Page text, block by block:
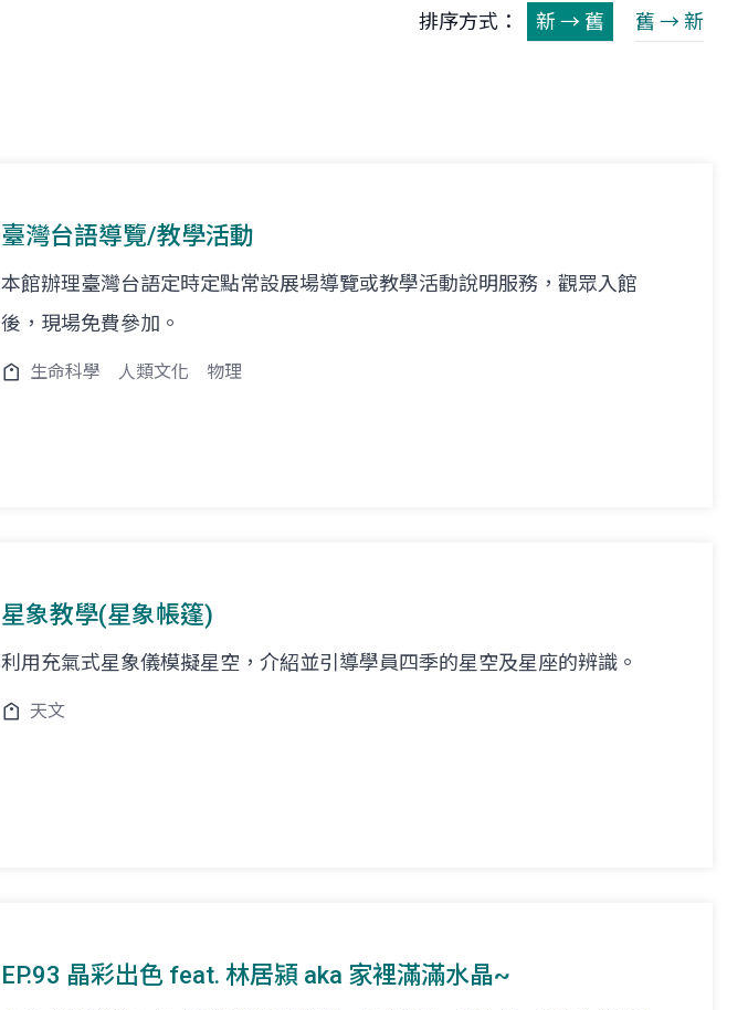
排序方式： 新 → 舊 舊 → 新
臺灣台語導覽/教學活動
本館辦理臺灣台語定時定點常設展場導覽或教學活動說明服務，觀眾入館
後，現場免費參加。
生命科學 人類文化 物理
星象教學(星象帳篷)
利用充氣式星象儀模擬星空，介紹並引導學員四季的星空及星座的辨識。
天文
EP.93 晶彩出色 feat. 林居潁 aka 家裡滿滿水晶~